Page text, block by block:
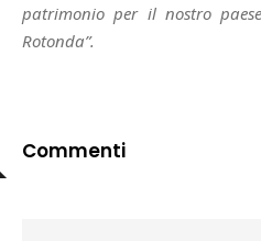
patrimonio per il nostro
Rotonda”.
Commenti